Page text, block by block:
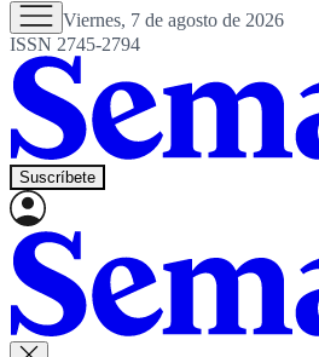
Viernes, 7 de agosto de 2026
ISSN 2745-2794
Suscríbete